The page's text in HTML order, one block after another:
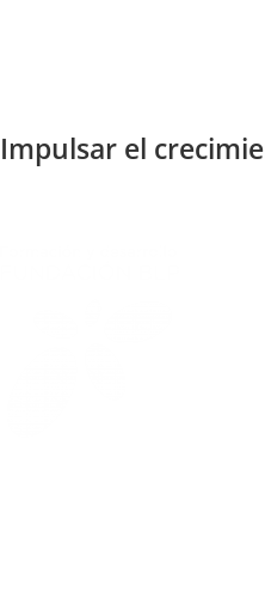
Impulsar el